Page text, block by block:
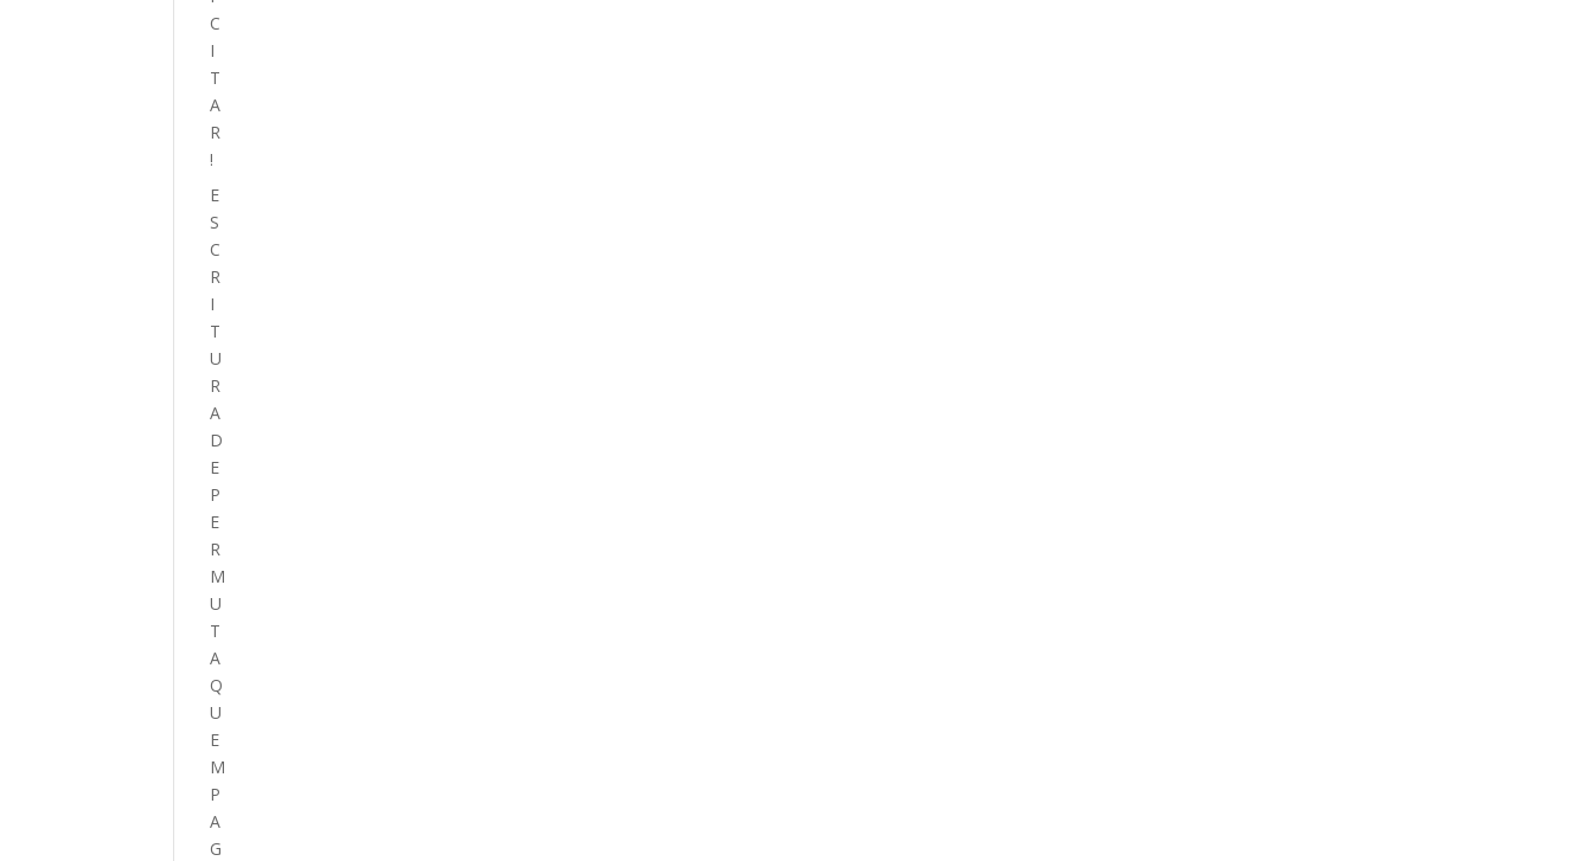
C
I
T
A
R
!
E
S
C
R
I
T
U
R
A
D
E
P
E
R
M
U
T
A
Q
U
E
M
P
A
G